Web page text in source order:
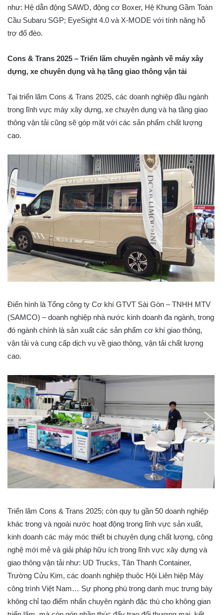
như: Hệ dẫn động SAWD, động cơ Boxer, Hệ Khung Gầm Toàn
Cầu Subaru SGP; EyeSight 4.0 và X-MODE với tính năng hỗ
trợ đổ đèo.
Cons & Trans 2025 – Triển lãm chuyên ngành về máy xây
dựng, xe chuyên dụng và hạ tầng giao thông vận tải
Tại triển lãm Cons & Trans 2025, các doanh nghiệp đầu ngành
trong lĩnh vực máy xây dựng, xe chuyên dụng và hạ tầng giao
thông vận tải cũng sẽ góp mặt với các sản phẩm chất lượng
cao.
Điển hình là Tổng công ty Cơ khí GTVT Sài Gòn – TNHH MTV
(SAMCO) – doanh nghiệp nhà nước kinh doanh đa ngành, trong
đó ngành chính là sản xuất các sản phẩm cơ khí giao thông,
vận tải và cung cấp dịch vụ về giao thông, vận tải chất lượng
cao.
Triển lãm Cons & Trans 2025; còn quy tụ gần 50 doanh nghiệp
khác trong và ngoài nước hoạt động trong lĩnh vực sản xuất,
kinh doanh các máy móc thiết bị chuyên dụng chất lượng, công
nghệ mới mẻ và giải pháp hữu ích trong lĩnh vực xây dựng và
giao thông vận tải như: UD Trucks, Tân Thanh Container,
Trường Cửu Kim, các doanh nghiệp thuộc Hội Liên hiệp Máy
công trình Việt Nam… Sự phong phú trong danh mục trưng bày
không chỉ tạo điểm nhấn chuyên ngành đặc thù cho không gian